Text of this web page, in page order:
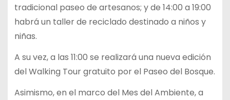
tradicional paseo de artesanos; y de 14:00 a 19:00
habrá un taller de reciclado destinado a niños y
niñas.
A su vez, a las 11:00 se realizará una nueva edición
del Walking Tour gratuito por el Paseo del Bosque.
Asimismo, en el marco del Mes del Ambiente, a